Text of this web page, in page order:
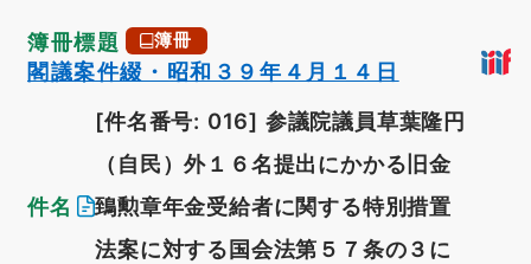
簿冊標題 簿冊
閣議案件綴・昭和３９年４月１４日
件名
[件名番号: 016] 参議院議員草葉隆円
（自民）外１６名提出にかかる旧金
鵄勲章年金受給者に関する特別措置
法案に対する国会法第５７条の３に